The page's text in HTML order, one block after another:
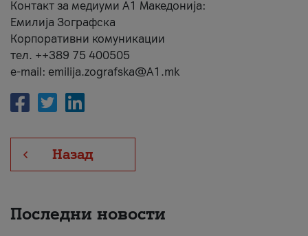
Контакт за медиуми А1 Македонија:
Емилија Зографска
Корпоративни комуникации
тел. ++389 75 400505
e-mail: emilija.zografska@A1.mk
Назад
Последни новости